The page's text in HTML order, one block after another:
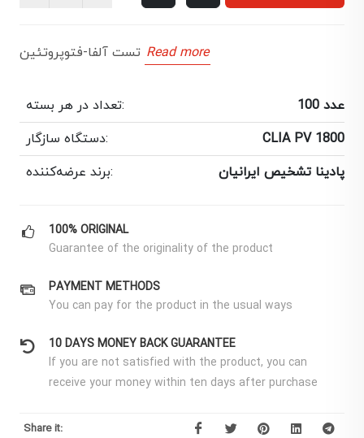
Read more
تعداد در هر بسته:
100 عدد
دستگاه سازگار:
CLIA PV 1800
برند عرضه‌کننده:
پادینا تشخیص ایرانیان
100% ORIGINAL
Guarantee of the originality of the product
PAYMENT METHODS
You can pay for the product in the usual ways
10 DAYS MONEY BACK GUARANTEE
If you are not satisfied with the product, you can
receive your money within ten days after purchase
Share it: